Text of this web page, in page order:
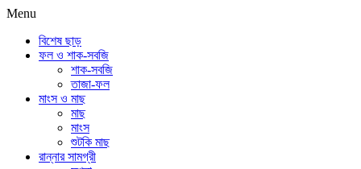
Menu
বিশেষ ছাড়
ফল ও শাক-সবজি
শাক-সবজি
তাজা-ফল
মাংস ও মাছ
মাছ
মাংস
শুটকি মাছ
রান্নার সামগ্রী